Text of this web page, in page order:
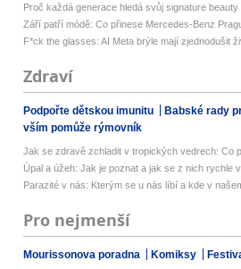
Proč každá generace hledá svůj signature beauty
Září patří módě: Co přinese Mercedes-Benz
F*ck the glasses: AI Meta brýle mají zjednodušit
Zdraví
Podpořte dětskou imunitu Babské rady
vším pomůže rýmovník
Jak se zdravě zchladit v tropických vedrech: Co
Úpal a úžeh: Jak je poznat a jak se z nich rychle
Parazité v nás: Kterým se u nás líbí a kde v
Pro nejmenší
Mourissonova poradna Komiksy